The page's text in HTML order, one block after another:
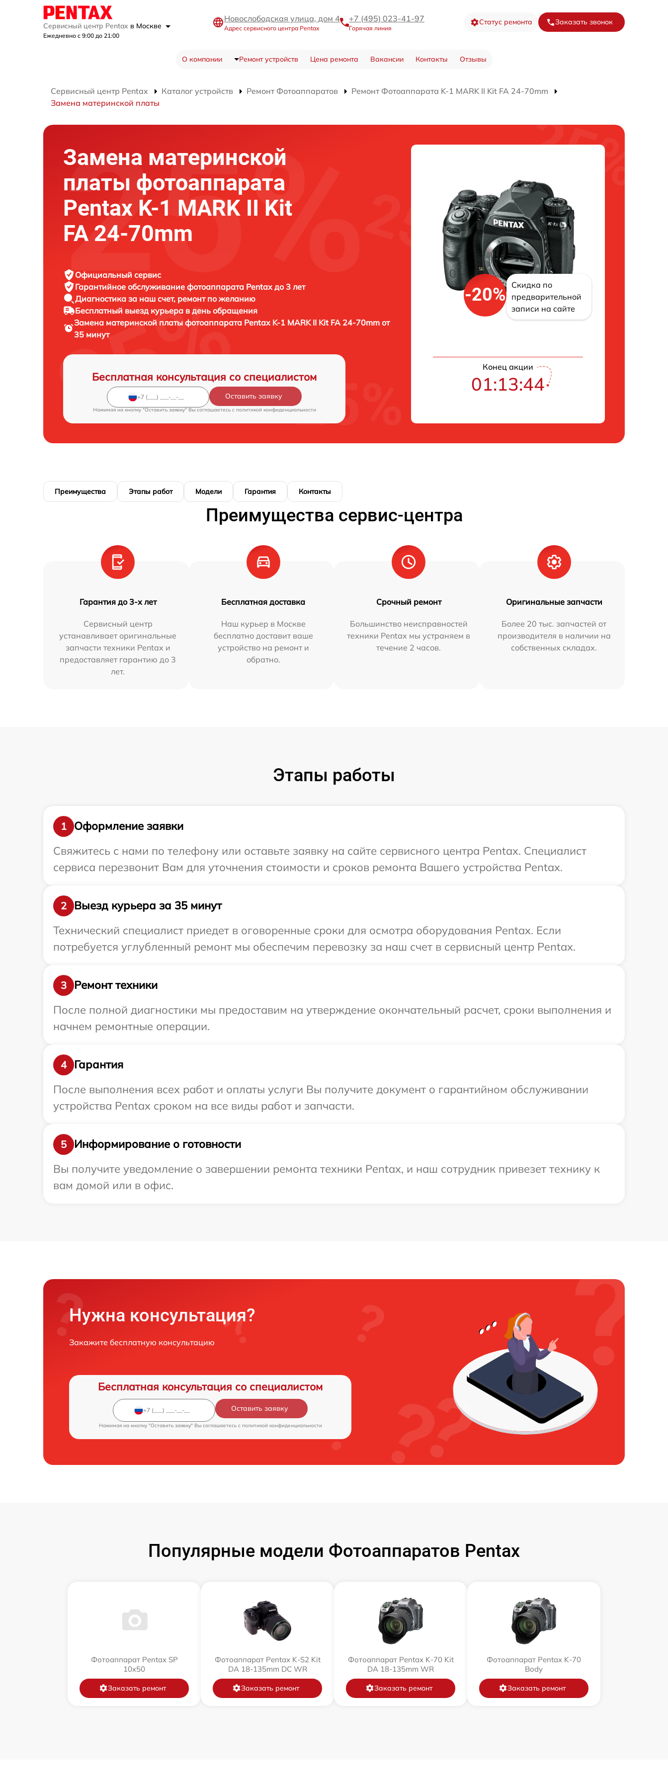
Сервисный центр Pentax в Москве
Ежедневно с 9:00 до 21:00
Новослободская улица, дом 4
Адрес сервисного центра Pentax
+7 (495) 023-41-97
Горячая линия
Статус ремонта Заказать звонок
О компании Ремонт устройств Цена ремонта Вакансии Контакты Отзывы
Сервисный центр Pentax Каталог устройств Ремонт Фотоаппаратов
Ремонт Фотоаппарата K-1 MARK II Kit FA 24-70mm
Замена материнской платы
Замена материнской
платы фотоаппарата
Pentax K-1 MARK II Kit
FA 24-70mm
Официальный сервис
Гарантийное обслуживание фотоаппарата Pentax до 3 лет
Диагностика за наш счет, ремонт по желанию
Бесплатный выезд курьера в день обращения
Замена материнской платы фотоаппарата Pentax K-1 MARK II Kit FA 24-70mm от
35 минут
Бесплатная консультация со специалистом
Оставить заявку
Нажимая на кнопку "Оставить заявку" Вы соглашаетесь c политикой конфиденциальности
-20%
Скидка по
предварительной
записи на сайте
Конец акции
01:13:43
Преимущества Этапы работ Модели Гарантия Контакты
Преимущества сервис-центра
Гарантия до 3-х лет
Сервисный центр
устанавливает оригинальные
запчасти техники Pentax и
предоставляет гарантию до 3
лет.
Бесплатная доставка
Наш курьер в Москве
бесплатно доставит ваше
устройство на ремонт и
обратно.
Срочный ремонт
Большинство неисправностей
техники Pentax мы устраняем в
течение 2 часов.
Оригинальные запчасти
Более 20 тыс. запчастей от
производителя в наличии на
собственных складах.
Этапы работы
1
Оформление заявки
Свяжитесь с нами по телефону или оставьте заявку на сайте сервисного центра Pentax. Специалист
сервиса перезвонит Вам для уточнения стоимости и сроков ремонта Вашего устройства Pentax.
2
Выезд курьера за 35 минут
Технический специалист приедет в оговоренные сроки для осмотра оборудования Pentax. Если
потребуется углубленный ремонт мы обеспечим перевозку за наш счет в сервисный центр Pentax.
3
Ремонт техники
После полной диагностики мы предоставим на утверждение окончательный расчет, сроки выполнения и
начнем ремонтные операции.
4
Гарантия
После выполнения всех работ и оплаты услуги Вы получите документ о гарантийном обслуживании
устройства Pentax сроком на все виды работ и запчасти.
5
Информирование о готовности
Вы получите уведомление о завершении ремонта техники Pentax, и наш сотрудник привезет технику к
вам домой или в офис.
Нужна консультация?
Закажите бесплатную консультацию
Бесплатная консультация со специалистом
Оставить заявку
Нажимая на кнопку "Оставить заявку" Вы соглашаетесь c политикой конфиденциальности
Популярные модели Фотоаппаратов Pentax
Фотоаппарат Pentax SP
10x50
Заказать ремонт
Фотоаппарат Pentax K-S2 Kit
DA 18-135mm DC WR
Заказать ремонт
Фотоаппарат Pentax K-70 Kit
DA 18-135mm WR
Заказать ремонт
Фотоаппарат Pentax K-70
Body
Заказать ремонт